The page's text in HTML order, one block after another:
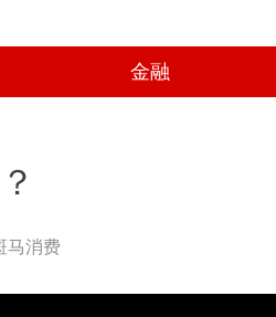
金融
马消费